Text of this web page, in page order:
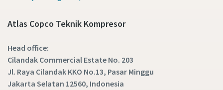
Atlas Copco Teknik Kompresor
Head office:
Cilandak Commercial Estate No. 203
Jl. Raya Cilandak KKO No.13, Pasar Minggu
Jakarta Selatan 12560, Indonesia